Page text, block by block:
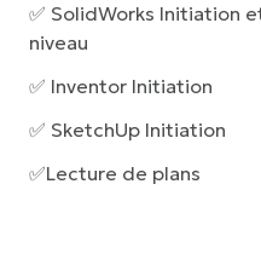
✅ SolidWorks Initiation
niveau
✅ Inventor Initiation
✅ SketchUp Initiation
✅Lecture de plans